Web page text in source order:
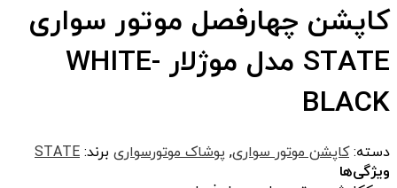
کاپشن چهارفصل موتور سواری
STATE مدل موژلار WHITE-
BLACK
دسته:کاپشن موتور سواری, پوشاک موتورسواری برند: STATE
ویژگی‌ها